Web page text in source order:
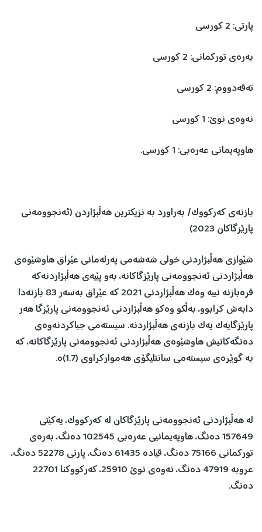
پارتی: 2 کورسی
بەرەی تورکمانی: 2 کورسی
تەقەدووم: 2 کورسی
نەوەی نوێ: 1 کورسی
هاوپەیمانی عەرەبی: 1 کورسی.
بازنەی کەرکووک/ بەراورد بە نزیکترین هەڵبژاردن (ئەنجوومەنی
پارێزگاکان 2023)
شێوازی هەڵبژاردنی خولی شەشەمی پەرلەمانی عێراق هاوشێوەی
هەڵبژاردنی ئەنجوومەنی پارێزگاکانە، بەو پێیەی هەڵبژاردنەکە
فرەبازنە نییە وەک هەڵبژاردنی 2021 کە عێراق بەسەر 83 بازنەدا
دابەش کرابوو، بەڵکو وەکو هەڵبژاردنی ئەنجوومەنی پارێزگا هەر
پارێزگایەک یەک بازنەی هەڵبژاردنە. سیستەمی جیاکردنەوەی
دەنگەکانیش هاوشێوەی هەڵبژاردنی ئەنجوومەنی پارێزگاکانە، کە
بە گوێرەی سیستەمی سانتلیگۆی هەموارکراوی (1.7)ە.
لە هەڵبژاردنی ئەنجوومەنی پارێزگاکان لە کەرکووک، یەکێتی
157649 دەنگ، هاوپەیمانیی عەرەبی 102545 دەنگ، بەرەی
تورکمانی 75166 دەنگ، قیادە 61435 دەنگ، پارتی 52278 دەنگ،
عروبە 47919 دەنگ، نەوەی نوێ 25910، کەرکووکنا 22701
دەنگ.